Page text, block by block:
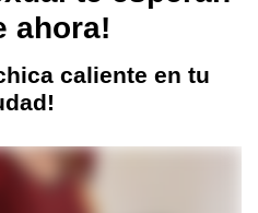
ahora!
caliente en tu